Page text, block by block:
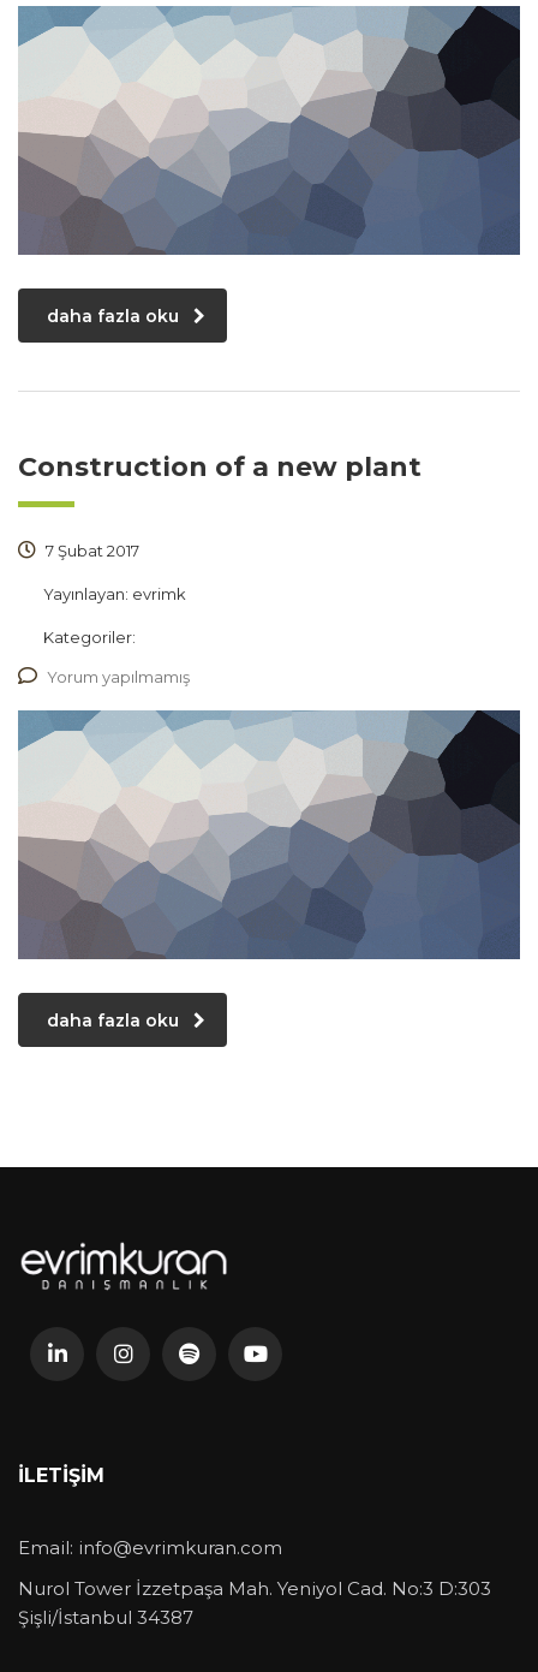
daha fazla oku
Construction of a new plant
7 Şubat 2017
Yayınlayan: evrimk
Kategoriler:
Yorum yapılmamış
daha fazla oku
İLETIŞIM
Email: info@evrimkuran.com
Nurol Tower İzzetpaşa Mah. Yeniyol Cad. No:3 D:303
Şişli/İstanbul 34387